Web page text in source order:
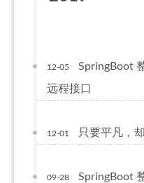
12-05
SpringBoot
远程接口
12-01 只要平凡，
09-28 SpringBoot